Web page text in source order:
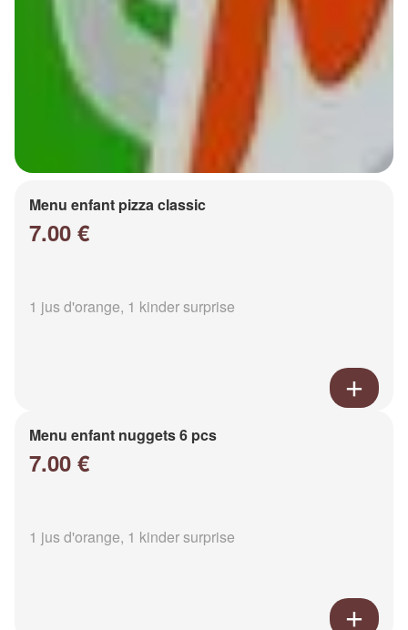
Menu enfant pizza classic
7.00 €
1 jus d'orange, 1 kinder surprise
Menu enfant nuggets 6 pcs
7.00 €
1 jus d'orange, 1 kinder surprise